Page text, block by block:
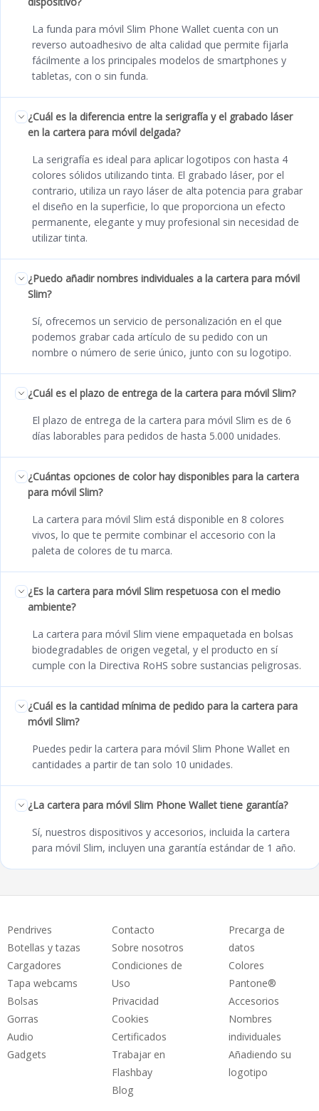
La funda para móvil Slim Phone Wallet cuenta con un
reverso autoadhesivo de alta calidad que permite fijarla
fácilmente a los principales modelos de smartphones y
tabletas, con o sin funda.
¿Cuál es la diferencia entre la serigrafía y el grabado láser
en la cartera para móvil delgada?
La serigrafía es ideal para aplicar logotipos con hasta 4
colores sólidos utilizando tinta. El grabado láser, por el
contrario, utiliza un rayo láser de alta potencia para grabar
el diseño en la superficie, lo que proporciona un efecto
permanente, elegante y muy profesional sin necesidad de
utilizar tinta.
¿Puedo añadir nombres individuales a la cartera para móvil
Slim?
Sí, ofrecemos un servicio de personalización en el que
podemos grabar cada artículo de su pedido con un
nombre o número de serie único, junto con su logotipo.
¿Cuál es el plazo de entrega de la cartera para móvil Slim?
El plazo de entrega de la cartera para móvil Slim es de 6
días laborables para pedidos de hasta 5.000 unidades.
¿Cuántas opciones de color hay disponibles para la cartera
para móvil Slim?
La cartera para móvil Slim está disponible en 8 colores
vivos, lo que te permite combinar el accesorio con la
paleta de colores de tu marca.
¿Es la cartera para móvil Slim respetuosa con el medio
ambiente?
La cartera para móvil Slim viene empaquetada en bolsas
biodegradables de origen vegetal, y el producto en sí
cumple con la Directiva RoHS sobre sustancias peligrosas.
¿Cuál es la cantidad mínima de pedido para la cartera para
móvil Slim?
Puedes pedir la cartera para móvil Slim Phone Wallet en
cantidades a partir de tan solo 10 unidades.
¿La cartera para móvil Slim Phone Wallet tiene garantía?
Sí, nuestros dispositivos y accesorios, incluida la cartera
para móvil Slim, incluyen una garantía estándar de 1 año.
Pendrives
Botellas y tazas
Cargadores
Tapa webcams
Bolsas
Gorras
Audio
Gadgets
Contacto
Sobre nosotros
Condiciones de
Uso
Privacidad
Cookies
Certificados
Trabajar en
Flashbay
Blog
Precarga de
datos
Colores
Pantone®
Accesorios
Nombres
individuales
Añadiendo su
logotipo